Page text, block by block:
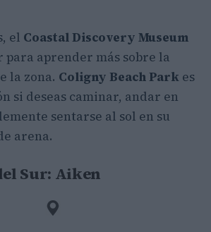
el Coastal Discovery Museum
para aprender más sobre la
la zona. Coligny Beach Park es
si deseas caminar, andar en
sentarse al sol en su
arena.
Sur: Aiken